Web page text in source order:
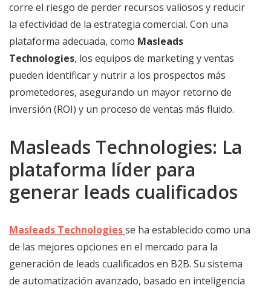
corre el riesgo de perder recursos valiosos y reducir
la efectividad de la estrategia comercial. Con una
plataforma adecuada, como Masleads
Technologies, los equipos de marketing y ventas
pueden identificar y nutrir a los prospectos más
prometedores, asegurando un mayor retorno de
inversión (ROI) y un proceso de ventas más fluido.
Masleads Technologies: La
plataforma líder para
generar leads cualificados
Masleads Technologiesse ha establecido como una
de las mejores opciones en el mercado para la
generación de leads cualificados en B2B. Su sistema
de automatización avanzado, basado en inteligencia